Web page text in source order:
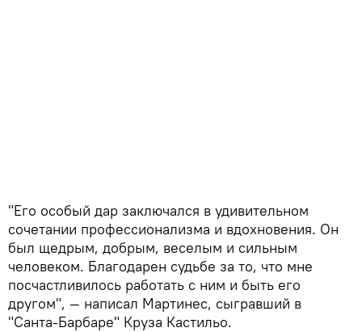
"Его особый дар заключался в удивительном
сочетании профессионализма и вдохновения. Он
был щедрым, добрым, веселым и сильным
человеком. Благодарен судьбе за то, что мне
посчастливилось работать с ним и быть его
другом", — написал Мартинес, сыгравший в
"Санта-Барбаре" Круза Кастильо.